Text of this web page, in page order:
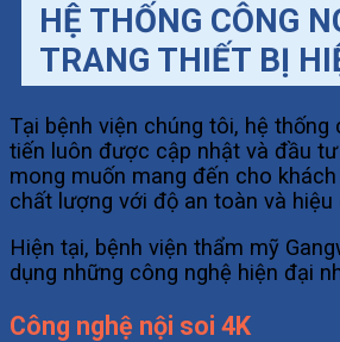
HỆ THỐNG CÔNG
TRANG THIẾT BỊ
Tại bệnh viện chúng tôi, hệ thống
tiến luôn được cập nhật và đầu
mong muốn mang đến cho
chất lượng với độ an toàn và hiệu
Hiện tại, bệnh viện thẩm mỹ
dụng những công nghệ hiện đại
Công nghệ nội soi 4K